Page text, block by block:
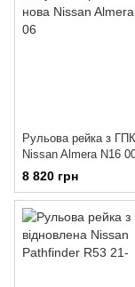
Рульова рейка з
Nissan Almera N16
8 820 грн